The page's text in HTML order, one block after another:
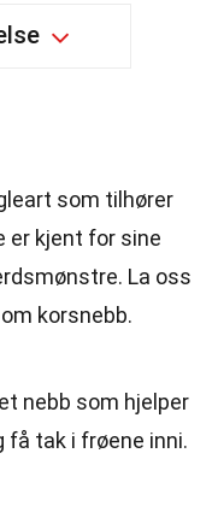
som tilhører
er kjent for sine
La oss
korsnebb.
nebb som hjelper
få tak i frøene inni.